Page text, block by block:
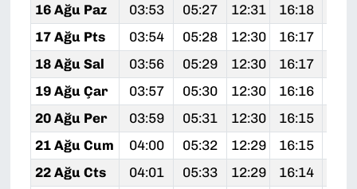
16 Ağu Paz
03:53 05:27 12:31 16:18
17 Ağu Pts
03:54 05:28 12:30 16:17
18 Ağu Sal
03:56 05:29 12:30 16:17
19 Ağu Çar
03:57 05:30 12:30 16:16
20 Ağu Per
03:59 05:31 12:30 16:15
21 Ağu Cum
04:00 05:32 12:29 16:15
22 Ağu Cts
04:01 05:33 12:29 16:14